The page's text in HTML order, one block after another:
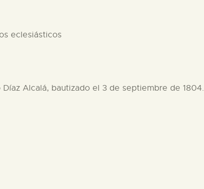
eclesiásticos
Alcalá, bautizado el 3 de septiembre de 1804.